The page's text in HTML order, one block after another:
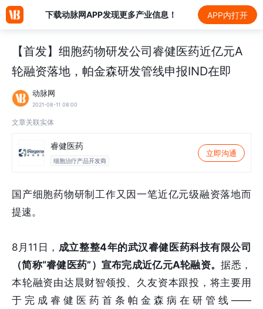
下载动脉网APP发现更多产业信息！ APP内打开
【首发】细胞药物研发公司睿健医药近亿元A
轮融资落地，帕金森研发管线申报IND在即
动脉网
2021-08-11 08:00
文章关联实体
睿健医药
细胞治疗产品开发商
立即沟通
国产细胞药物研制工作又因一笔近亿元级融资落地而
提速。
8月11日， 成立整整4年的武汉睿健医药科技有限公司
（简称“睿健医药”）宣布完成近亿元A轮融资。据悉，
本轮融资由达晨财智领投、久友资本跟投，将主要用
于完成睿健医药首条帕金森病在研管线——